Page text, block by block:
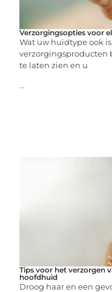
Verzorgingsopties voor
Wat uw huidtype ook
verzorgingsproducten
te laten zien en u
...
Tips voor het verzorgen
hoofdhuid
Droog haar en een